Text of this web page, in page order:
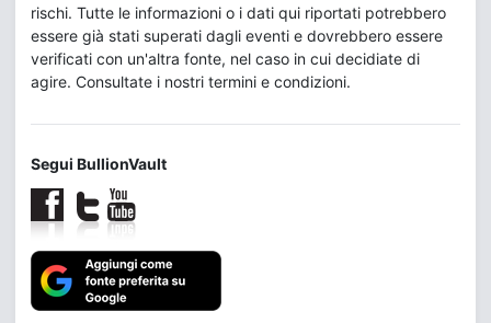
rischi. Tutte le informazioni o i dati qui riportati potrebbero
essere già stati superati dagli eventi e dovrebbero essere
verificati con un'altra fonte, nel caso in cui decidiate di
agire. Consultate i nostri termini e condizioni.
Segui BullionVault